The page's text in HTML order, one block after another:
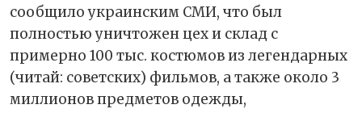
сообщило украинским СМИ, что был
полностью уничтожен цех и склад с
примерно 100 тыс. костюмов из легендарных
(читай: советских) фильмов, а также около 3
миллионов предметов одежды,